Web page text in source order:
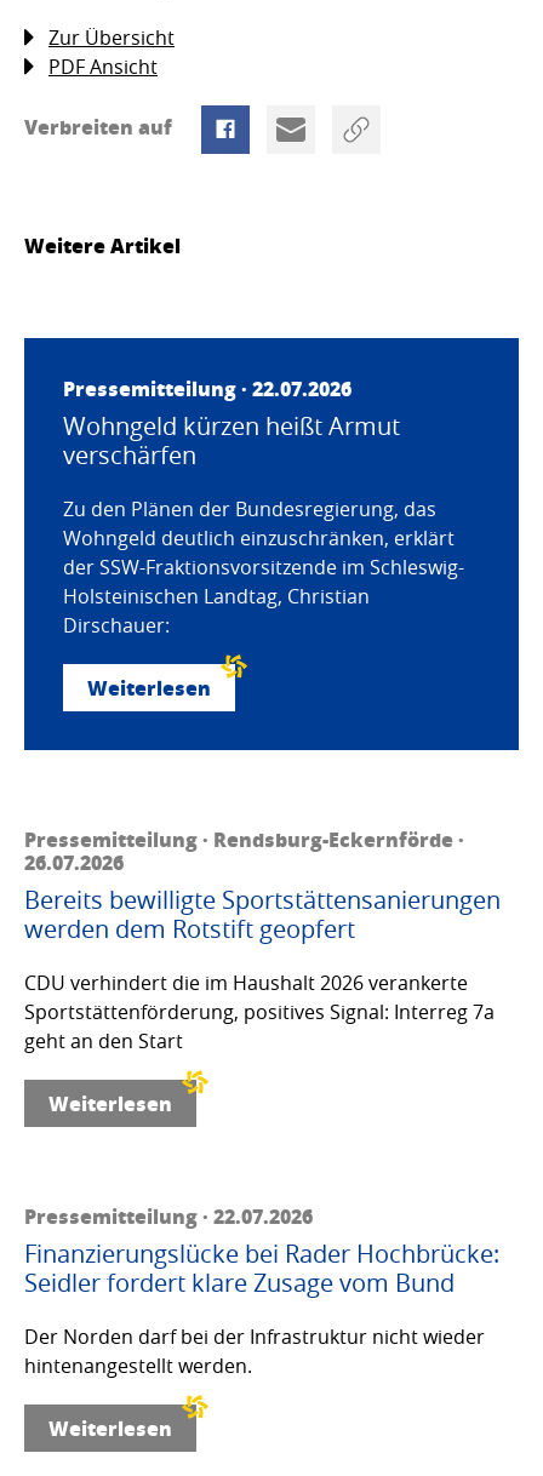
Zur Übersicht
PDF Ansicht
Verbreiten auf
Weitere Artikel
Pressemitteilung · 22.07.2026
Wohngeld kürzen heißt Armut
verschärfen
Zu den Plänen der Bundesregierung, das
Wohngeld deutlich einzuschränken, erklärt
der SSW-Fraktionsvorsitzende im Schleswig-
Holsteinischen Landtag, Christian
Dirschauer:
Weiterlesen
Pressemitteilung · Rendsburg-Eckernförde ·
26.07.2026
Bereits bewilligte Sportstättensanierungen
werden dem Rotstift geopfert
CDU verhindert die im Haushalt 2026 verankerte
Sportstättenförderung, positives Signal: Interreg 7a
geht an den Start
Weiterlesen
Pressemitteilung · 22.07.2026
Finanzierungslücke bei Rader Hochbrücke:
Seidler fordert klare Zusage vom Bund
Der Norden darf bei der Infrastruktur nicht wieder
hintenangestellt werden.
Weiterlesen